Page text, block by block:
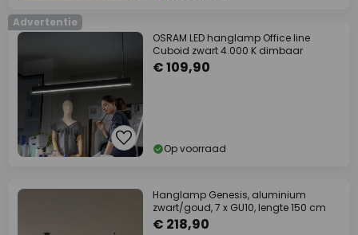
Advertentie
OSRAM LED hanglamp Office line
Cuboid zwart 4.000 K dimbaar
€ 109,90
Op voorraad
Hanglamp Genesis, aluminium
zwart/goud, 7 x GU10, lengte 150 cm
€ 218,90